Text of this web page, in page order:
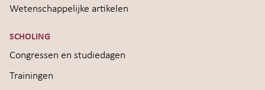
Wetenschappelijke artikelen
SCHOLING
Congressen en studiedagen
Trainingen